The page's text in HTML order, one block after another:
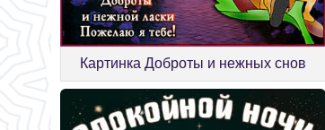
Картинка Доброты и нежных снов